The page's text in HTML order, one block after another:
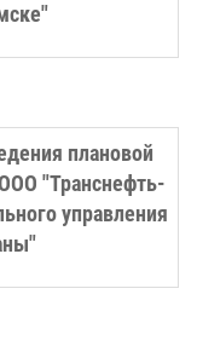
плановой
"Транснефть-
управления